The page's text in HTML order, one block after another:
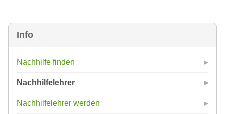
Info
Nachhilfe finden
Nachhilfelehrer
Nachhilfelehrer werden